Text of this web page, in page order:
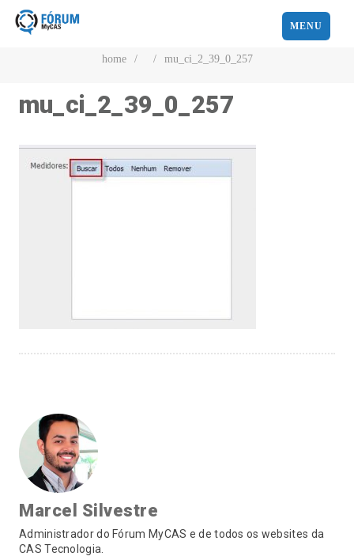
MENU
home / / mu_ci_2_39_0_257
mu_ci_2_39_0_257
Marcel Silvestre
Administrador do Fórum MyCAS e de todos os websites da
CAS Tecnologia.